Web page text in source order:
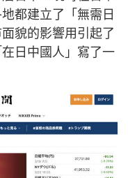
都建立了「無需日
貌的影響用引起了
日中國人」寫了一